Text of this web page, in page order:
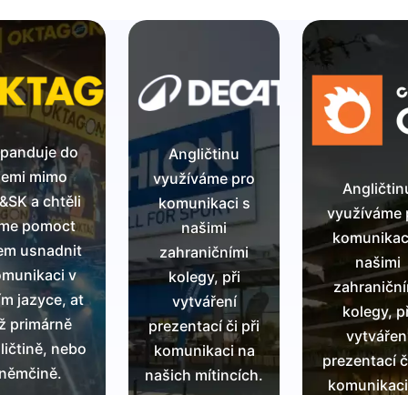
do
mimo
a chtěli
pomoct
usnadnit
v
jazyce, at
primárně
nebo
Angličtinu
využíváme pro
komunikaci s
našimi
zahraničními
kolegy, při
vytváření
prezentací či při
komunikaci na
našich mítincích.
využíváme
našimi
kolegy,
prezentací